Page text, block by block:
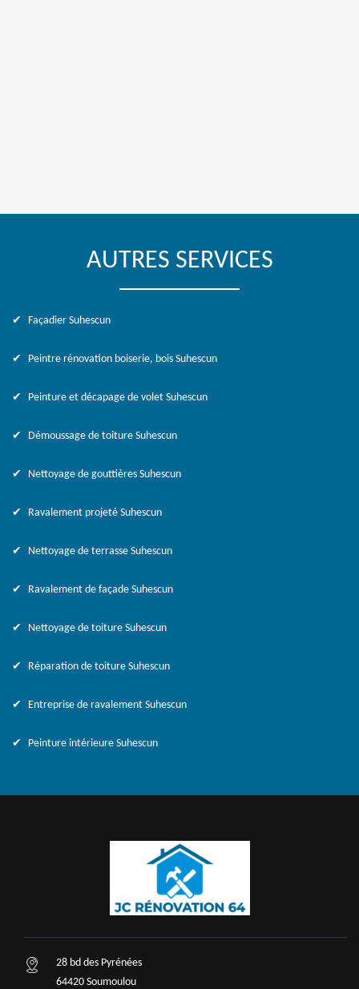
AUTRES SERVICES
Façadier Suhescun
Peintre rénovation boiserie, bois Suhescun
Peinture et décapage de volet Suhescun
Démoussage de toiture Suhescun
Nettoyage de gouttières Suhescun
Ravalement projeté Suhescun
Nettoyage de terrasse Suhescun
Ravalement de façade Suhescun
Nettoyage de toiture Suhescun
Réparation de toiture Suhescun
Entreprise de ravalement Suhescun
Peinture intérieure Suhescun
28 bd des Pyrénées
64420 Soumoulou